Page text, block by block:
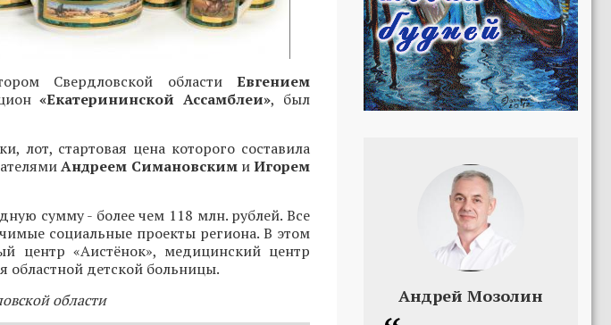
Свердловской области Евгением
«Екатерининской Ассамблеи», был
лот, стартовая цена которого составила
Андреем СимановскимиИгорем
сумму - более чем 118 млн. рублей. Все
социальные проекты региона. В этом
центр «Аистёнок», медицинский центр
детской больницы.
области
Андрей Мозолин